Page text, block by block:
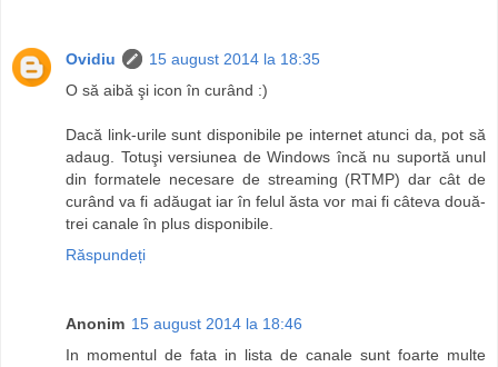
Ovidiu
15 august 2014 la 18:35
O să aibă şi icon în curând :)
Dacă link-urile sunt disponibile pe internet atunci da, pot să
adaug. Totuşi versiunea de Windows încă nu suportă unul
din formatele necesare de streaming (RTMP) dar cât de
curând va fi adăugat iar în felul ăsta vor mai fi câteva două-
trei canale în plus disponibile.
Răspundeți
Anonim 15 august 2014 la 18:46
In momentul de fata in lista de canale sunt foarte multe